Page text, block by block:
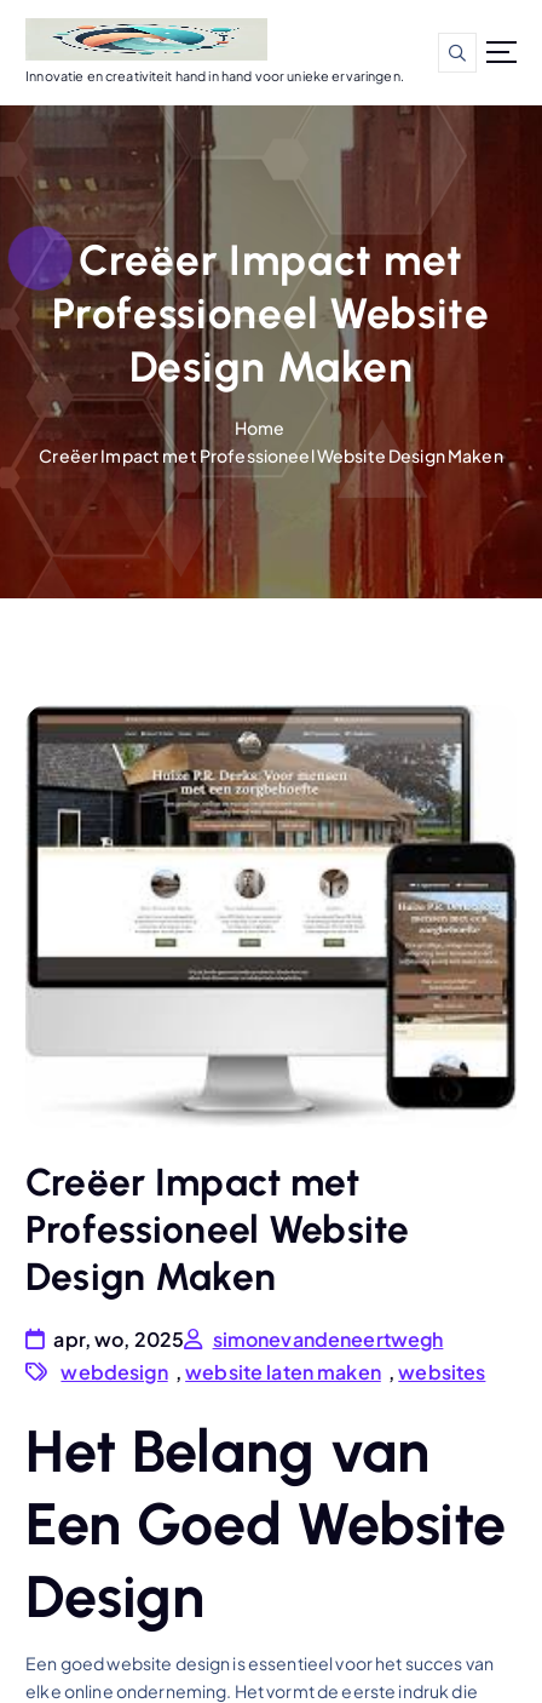
d
n
Innovatie en creativiteit hand in hand voor unieke ervaringen.
Creëer Impact met
Professioneel Website
Design Maken
Home
Creëer Impact met Professioneel Website Design Maken
Creëer Impact met
Professioneel Website
Design Maken
apr, wo, 2025
simonevandeneertwegh
webdesign ,website laten maken ,websites
Het Belang van
Een Goed Website
Design
Een goed website design is essentieel voor het succes van
elke online onderneming. Het vormt de eerste indruk die